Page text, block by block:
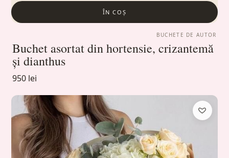
ÎN COȘ
BUCHETE DE AUTOR
Buchet asortat din hortensie, crizantemă
și dianthus
950 lei